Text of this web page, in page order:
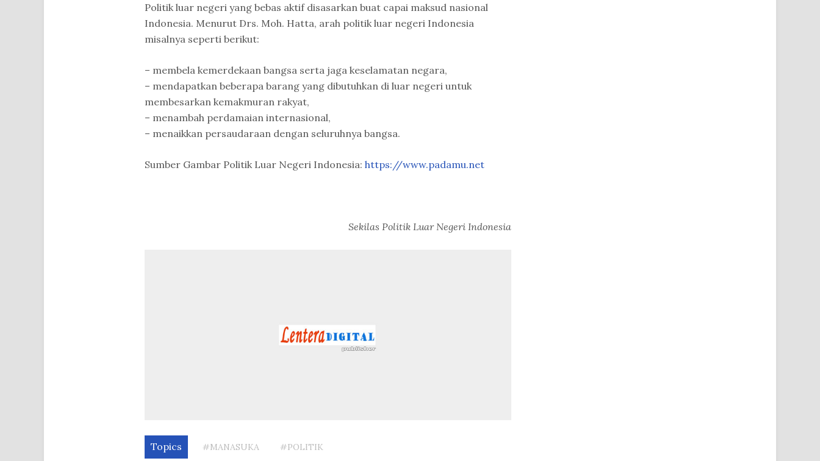
Politik luar negeri yang bebas aktif disasarkan buat capai maksud nasional
Indonesia. Menurut Drs. Moh. Hatta, arah politik luar negeri Indonesia
misalnya seperti berikut:
– membela kemerdekaan bangsa serta jaga keselamatan negara,
– mendapatkan beberapa barang yang dibutuhkan di luar negeri untuk
membesarkan kemakmuran rakyat,
– menambah perdamaian internasional,
– menaikkan persaudaraan dengan seluruhnya bangsa.
Sumber Gambar Politik Luar Negeri Indonesia: https://www.padamu.net
Sekilas Politik Luar Negeri Indonesia
Topics #MANASUKA #POLITIK